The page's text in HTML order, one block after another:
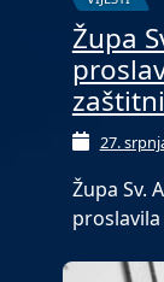
Župa
27.
Župa Sv.